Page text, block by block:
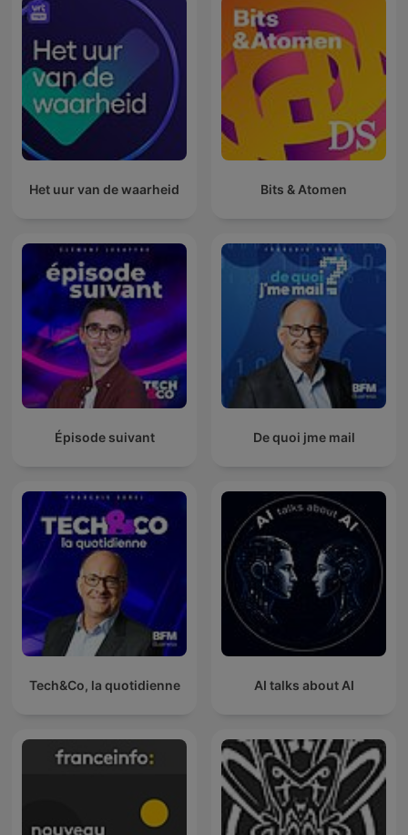
Het uur van de waarheid Bits & Atomen
Épisode suivant De quoi jme mail
Tech&Co, la quotidienne AI talks about AI